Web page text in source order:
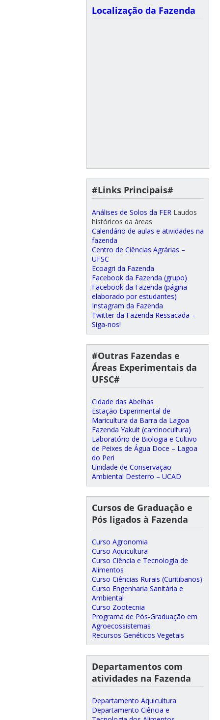
Localização da Fazenda
#Links Principais#
Análises de Solos da FER Laudos
históricos da áreas
Calendário de aulas e atividades na
fazenda
Centro de Ciências Agrárias –
UFSC
Ecoagri da Fazenda
Facebook da Fazenda (grupo)
Facebook da Fazenda (página
elaborado por estudantes)
Instagram da Fazenda
Twitter da Fazenda Ressacada –
Siga-nos!
#Outras Fazendas e
Áreas Experimentais da
UFSC#
Cidade das Abelhas
Estação Experimental de
Maricultura da Barra da Lagoa
Fazenda Yakult (carcinocultura)
Laboratório de Biologia e Cultivo
de Peixes de Água Doce – Lagoa
do Peri
Unidade de Conservação
Ambiental Desterro – UCAD
Cursos de Graduação e
Pós ligados à Fazenda
Curso Agronomia
Curso Aquicultura
Curso Ciência e Tecnologia de
Alimentos
Curso Ciências Rurais (Curitibanos)
Curso Engenharia Sanitária e
Ambiental
Curso Zootecnia
Programa de Pós-Graduação em
Agroecossistemas
Recursos Genéticos Vegetais
Departamentos com
atividades na Fazenda
Departamento Aquicultura
Departamento Ciência e